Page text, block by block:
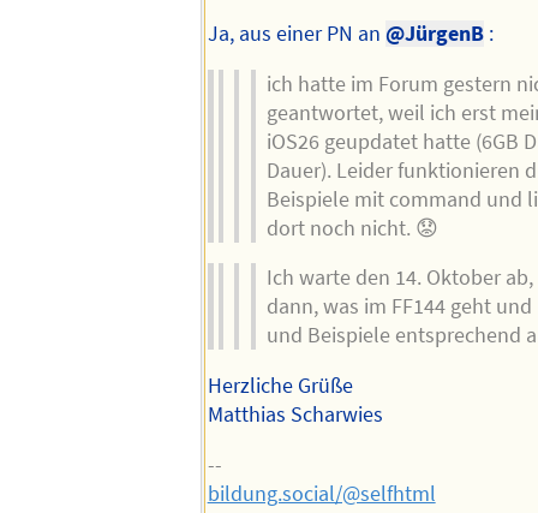
Ja, aus einer PN an @JürgenB:
ich hatte im Forum gestern
geantwortet, weil ich erst
iOS26 geupdatet hatte (6GB
Dauer). Leider funktionieren
Beispiele mit command und
dort noch nicht. 😟
Ich warte den 14. Oktober
dann, was im FF144 geht
und Beispiele entsprechend
Herzliche Grüße
Matthias Scharwies
--
bildung.social/@selfhtml